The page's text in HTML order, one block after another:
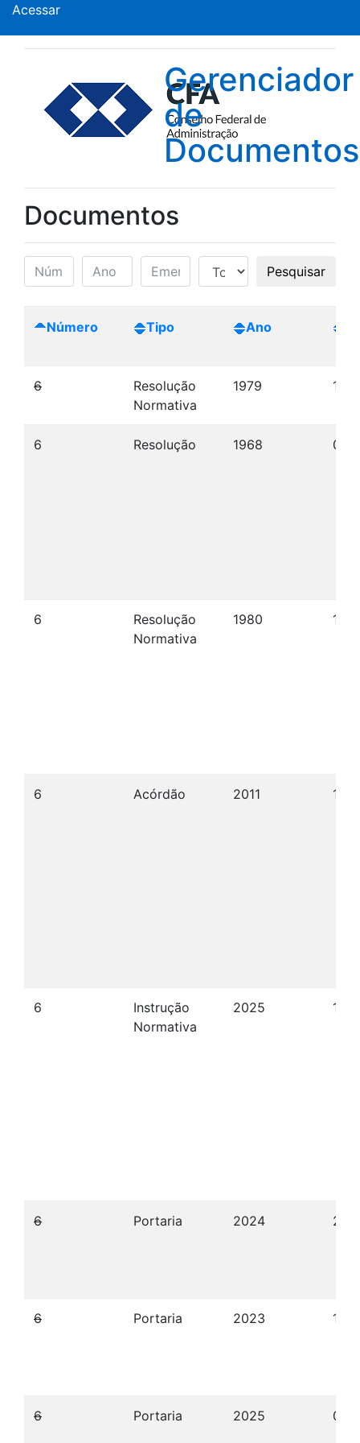
Acessar
Gerenciador
de
Documentos
Documentos
Pesquisar
Número Tipo Ano
6
Resolução
Normativa
1979 19/
6 Resolução 1968 09/
6
Resolução
Normativa
1980 10/
6 Acórdão 2011 15/
6
Instrução
Normativa
2025 17/
6 Portaria 2024 22/
6 Portaria 2023 12/
6 Portaria 2025 09/